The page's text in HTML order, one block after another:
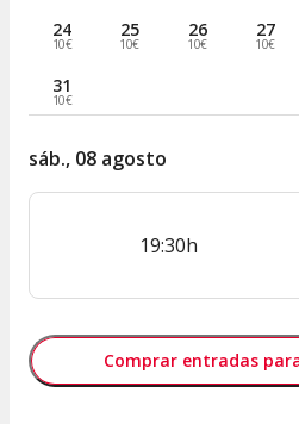
24
10€
25
10€
26
10€
27
10€
31
10€
sáb., 08 agosto
19:30h
Comprar entradas